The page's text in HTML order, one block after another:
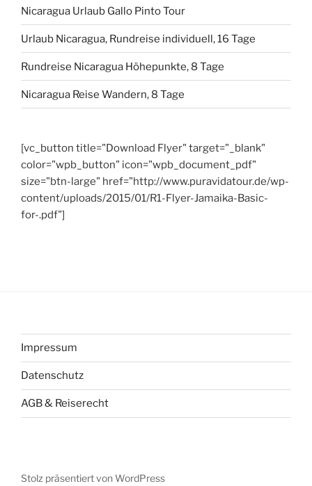
Nicaragua Urlaub Gallo Pinto Tour
Urlaub Nicaragua, Rundreise individuell, 16 Tage
Rundreise Nicaragua Höhepunkte, 8 Tage
Nicaragua Reise Wandern, 8 Tage
[vc_button title="Download Flyer" target="_blank"
color="wpb_button" icon="wpb_document_pdf"
size="btn-large" href="http://www.puravidatour.de/wp-
content/uploads/2015/01/R1-Flyer-Jamaika-Basic-
for-.pdf"]
Impressum
Datenschutz
AGB & Reiserecht
Stolz präsentiert von WordPress